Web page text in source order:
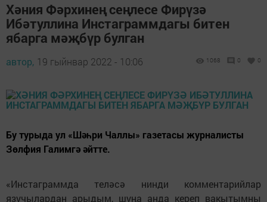
Хәния Фәрхинең сеңлесе Фирүзә
Ибәтуллина Инстаграммдагы битен
ябарга мәҗбүр булган
автор, 19 гыйнвар 2022 - 10:06 1068 0 0
Бу турыда ул «Шәһри Чаллы» газетасы журналисты
Зөлфия Галимгә әйтте.
«Инстаграммда теләсә нинди комментарийлар
язучылардан арыдым, шуңа анда кереп вакытымны